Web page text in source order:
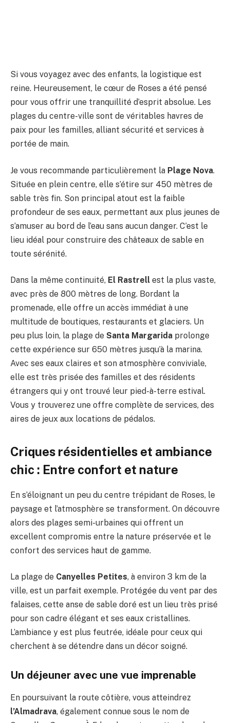
Si vous voyagez avec des enfants, la logistique est
reine. Heureusement, le cœur de Roses a été pensé
pour vous offrir une tranquillité d’esprit absolue. Les
plages du centre-ville sont de véritables havres de
paix pour les familles, alliant sécurité et services à
portée de main.
Je vous recommande particulièrement la Plage Nova.
Située en plein centre, elle s’étire sur 450 mètres de
sable très fin. Son principal atout est la faible
profondeur de ses eaux, permettant aux plus jeunes de
s’amuser au bord de l’eau sans aucun danger. C’est le
lieu idéal pour construire des châteaux de sable en
toute sérénité.
Dans la même continuité, El Rastrell est la plus vaste,
avec près de 800 mètres de long. Bordant la
promenade, elle offre un accès immédiat à une
multitude de boutiques, restaurants et glaciers. Un
peu plus loin, la plage de Santa Margarida prolonge
cette expérience sur 650 mètres jusqu’à la marina.
Avec ses eaux claires et son atmosphère conviviale,
elle est très prisée des familles et des résidents
étrangers qui y ont trouvé leur pied-à-terre estival.
Vous y trouverez une offre complète de services, des
aires de jeux aux locations de pédalos.
Criques résidentielles et ambiance
chic : Entre confort et nature
En s’éloignant un peu du centre trépidant de Roses, le
paysage et l’atmosphère se transforment. On découvre
alors des plages semi-urbaines qui offrent un
excellent compromis entre la nature préservée et le
confort des services haut de gamme.
La plage de Canyelles Petites, à environ 3 km de la
ville, est un parfait exemple. Protégée du vent par des
falaises, cette anse de sable doré est un lieu très prisé
pour son cadre élégant et ses eaux cristallines.
L’ambiance y est plus feutrée, idéale pour ceux qui
cherchent à se détendre dans un décor soigné.
Un déjeuner avec une vue imprenable
En poursuivant la route côtière, vous atteindrez
l’Almadrava, également connue sous le nom de